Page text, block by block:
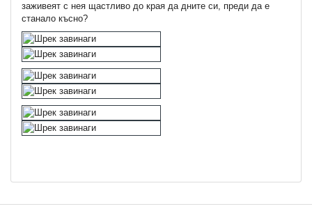
заживеят с нея щастливо до края да дните си, преди да е
станало късно?